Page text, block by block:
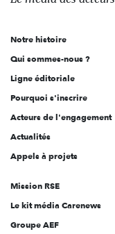
l'engagement
Notre histoire
Qui sommes-nous ?
Ligne éditoriale
Pourquoi s'inscrire
Acteurs de l'engagement
Actualités
Appels à projets
Mission RSE
Le kit média Carenews
Groupe AEF